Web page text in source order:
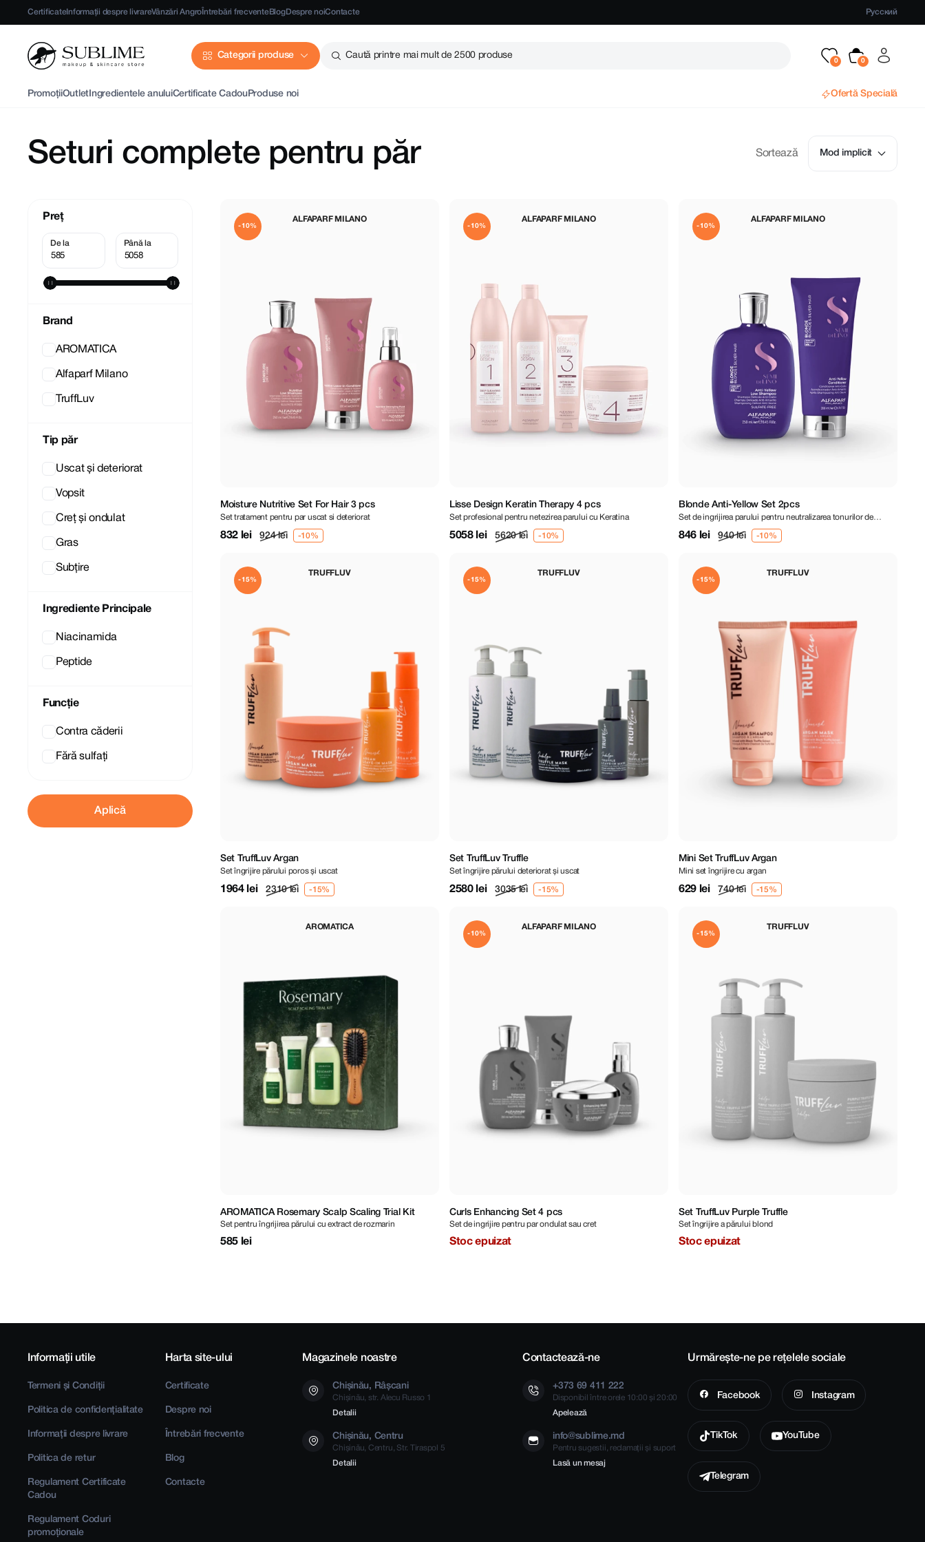
CertificateInformații despre livrareVânzări Angro Întrebări frecventeBlogDespre noiContacte Русский
Categorii produse Caută printre mai mult de 2500 produse
PromoțiiOutlet Ingredientele anuluiCertificate CadouProduse noi Ofertă Specială
Seturi complete pentru păr Sortează Mod implicit
Preț
Brand
AROMATICA
Alfaparf Milano
TruffLuv
Tip păr
Uscat și deteriorat
Vopsit
Creț și ondulat
Gras
Subțire
Ingrediente Principale
Niacinamida
Peptide
Funcție
Contra căderii
Fără sulfați
Aplică
ALFAPARF MILANO
-10%
Moisture Nutritive Set For Hair 3 pcs
Set tratament pentru par uscat si deteriorat
832 lei 924 lei
ALFAPARF MILANO
-10%
Lisse Design Keratin Therapy 4 pcs
Set profesional pentru netezirea parului cu Keratina
5058 lei 5620 lei
ALFAPARF MILANO
-10%
Blonde Anti-Yellow Set 2pcs
Set de ingrijirea parului pentru neutralizarea tonurilor de
846 lei 940 lei
TRUFFLUV
-15%
Set TruffLuv Argan
Set îngrijire părului poros și uscat
1964 lei 2310 lei
TRUFFLUV
-15%
Set TruffLuv Truffle
Set îngrijire părului deteriorat și uscat
2580 lei 3035 lei
TRUFFLUV
-15%
Mini Set TruffLuv Argan
Mini set îngrijire cu argan
629 lei 740 lei
AROMATICA
AROMATICA Rosemary Scalp Scaling Trial Kit
Set pentru îngrijirea părului cu extract de rozmarin
585 lei
ALFAPARF MILANO
-10%
Curls Enhancing Set 4 pcs
Set de ingrijire pentru par ondulat sau cret
Stoc epuizat
TRUFFLUV
-15%
Set TruffLuv Purple Truffle
Set îngrijire a părului blond
Stoc epuizat
Informații utile
Termeni și Condiții
Politica de confidențialitate
Informații despre livrare
Politica de retur
Regulament Certificate
Cadou
Regulament Coduri
promoționale
Harta site-ului
Certificate
Despre noi
Întrebări frecvente
Blog
Contacte
Magazinele noastre
Chișinău, Râșcani
Chișinău, str. Alecu Russo 1
Detalii
Chișinău, Centru
Chișinău, Centru, Str. Tiraspol 5
Detalii
Contactează-ne
+373 69 411 222
Disponibil între orele 10:00 și 20:00
Apelează
info@sublime.md
Pentru sugestii, reclamații și suport
Lasă un mesaj
Urmărește-ne pe rețelele sociale
Facebook Instagram
TikTok YouTube
Telegram